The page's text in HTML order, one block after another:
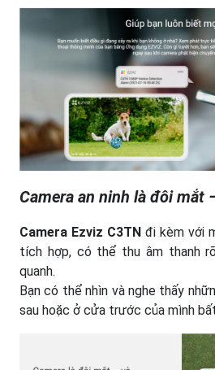
Camera an ninh là đôi mắt
Camera Ezviz C3TN đi kèm với
tích hợp, có thể thu âm thanh
quanh.
Bạn có thể nhìn và nghe thấy
sau hoặc ở cửa trước của mình